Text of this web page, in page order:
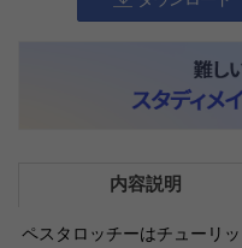
内容説明
ペスタロッチーはチューリ